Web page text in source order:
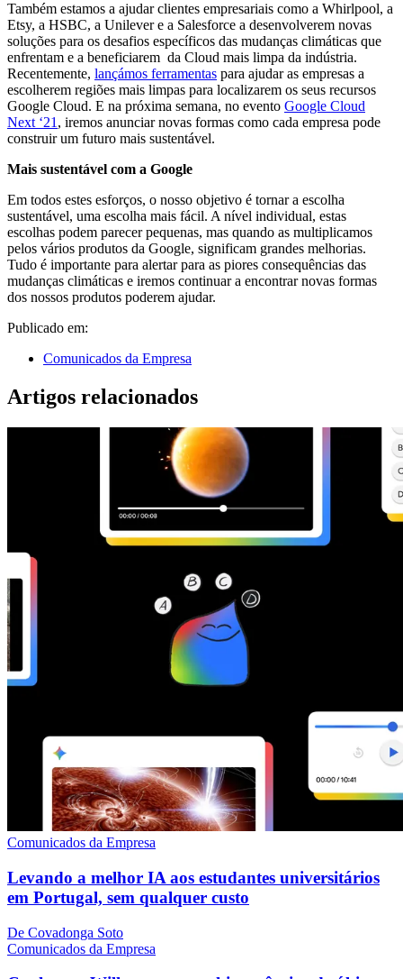
Também estamos a ajudar clientes empresariais como a Whirlpool, a
Etsy, a HSBC, a Unilever e a Salesforce a desenvolverem novas
soluções para os desafios específicos das mudanças climáticas que
enfrentam e a beneficiarem da Cloud mais limpa da indústria.
Recentemente, lançámos ferramentas para ajudar as empresas a
escolherem regiões mais limpas para localizarem os seus recursos
Google Cloud. E na próxima semana, no evento Google Cloud
Next ‘21, iremos anunciar novas formas como cada empresa pode
construir um futuro mais sustentável.
Mais sustentável com a Google
Em todos estes esforços, o nosso objetivo é tornar a escolha
sustentável, uma escolha mais fácil. A nível individual, estas
escolhas podem parecer pequenas, mas quando as multiplicamos
pelos vários produtos da Google, significam grandes melhorias.
Tudo é importante para alertar para as piores consequências das
mudanças climáticas e iremos continuar a encontrar novas formas
dos nossos produtos poderem ajudar.
Publicado em:
Comunicados da Empresa
Artigos relacionados
Comunicados da Empresa
Levando a melhor IA aos estudantes universitários
em Portugal, sem qualquer custo
De Covadonga Soto
Comunicados da Empresa